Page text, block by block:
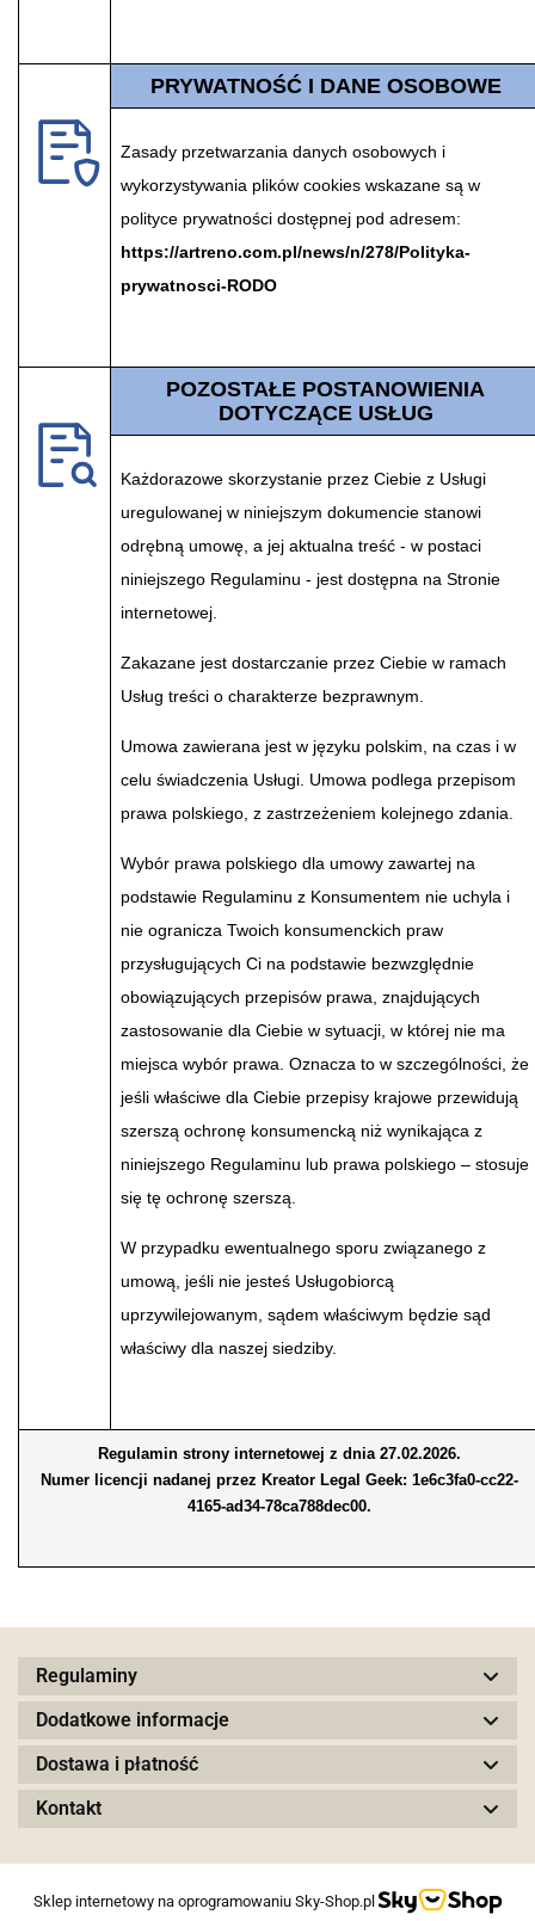
PRYWATNOŚĆ I DANE OSOBOWE
Zasady przetwarzania danych osobowych i
wykorzystywania plików cookies wskazane są w
polityce prywatności dostępnej pod adresem:
https://artreno.com.pl/news/n/278/Polityka-
prywatnosci-RODO
POZOSTAŁE POSTANOWIENIA
DOTYCZĄCE USŁUG
Każdorazowe skorzystanie przez Ciebie z Usługi
uregulowanej w niniejszym dokumencie stanowi
odrębną umowę, a jej aktualna treść - w postaci
niniejszego Regulaminu - jest dostępna na Stronie
internetowej.
Zakazane jest dostarczanie przez Ciebie w ramach
Usług treści o charakterze bezprawnym.
Umowa zawierana jest w języku polskim, na czas i w
celu świadczenia Usługi. Umowa podlega przepisom
prawa polskiego, z zastrzeżeniem kolejnego zdania.
Wybór prawa polskiego dla umowy zawartej na
podstawie Regulaminu z Konsumentem nie uchyla i
nie ogranicza Twoich konsumenckich praw
przysługujących Ci na podstawie bezwzględnie
obowiązujących przepisów prawa, znajdujących
zastosowanie dla Ciebie w sytuacji, w której nie ma
miejsca wybór prawa. Oznacza to w szczególności, że
jeśli właściwe dla Ciebie przepisy krajowe przewidują
szerszą ochronę konsumencką niż wynikająca z
niniejszego Regulaminu lub prawa polskiego – stosuje
się tę ochronę szerszą.
W przypadku ewentualnego sporu związanego z
umową, jeśli nie jesteś Usługobiorcą
uprzywilejowanym, sądem właściwym będzie sąd
właściwy dla naszej siedziby.
Regulamin strony internetowej z dnia 27.02.2026.
Numer licencji nadanej przez Kreator Legal Geek: 1e6c3fa0-cc22-
4165-ad34-78ca788dec00.
Regulaminy
Dodatkowe informacje
Dostawa i płatność
Kontakt
Sklep internetowy na oprogramowaniu Sky-Shop.pl